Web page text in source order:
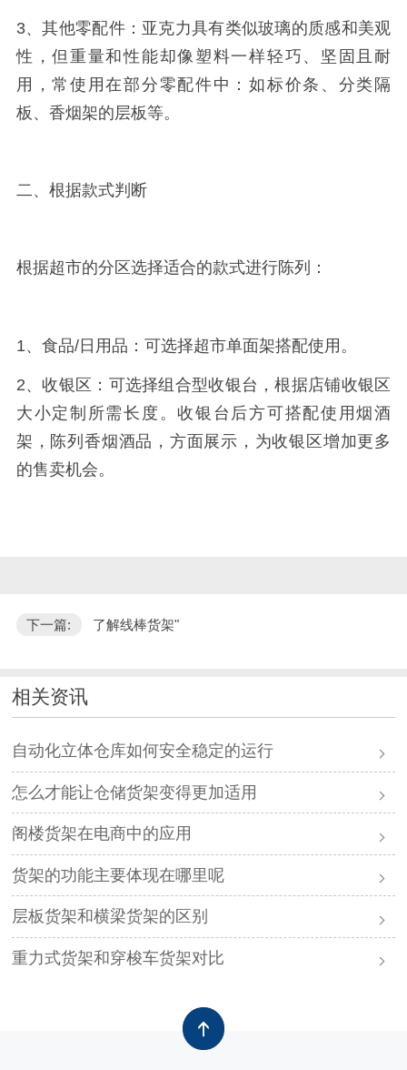
3、其他零配件：亚克力具有类似玻璃的质感和美观
性，但重量和性能却像塑料一样轻巧、坚固且耐
用，常使用在部分零配件中：如标价条、分类隔
板、香烟架的层板等。
二、根据款式判断
根据超市的分区选择适合的款式进行陈列：
1、食品/日用品：可选择超市单面架搭配使用。
2、收银区：可选择组合型收银台，根据店铺收银区
大小定制所需长度。收银台后方可搭配使用烟酒
架，陈列香烟酒品，方面展示，为收银区增加更多
的售卖机会。
下一篇: 了解线棒货架"
相关资讯
自动化立体仓库如何安全稳定的运行
怎么才能让仓储货架变得更加适用
阁楼货架在电商中的应用
货架的功能主要体现在哪里呢
层板货架和横梁货架的区别
重力式货架和穿梭车货架对比